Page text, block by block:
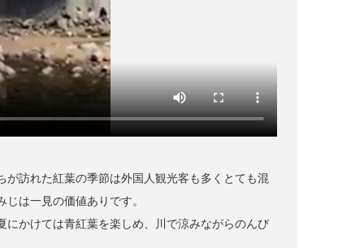
訪れた紅葉の季節は外国人観光客も多くとても混
は一見の価値ありです。
かけては青紅葉を楽しめ、川で涼みながらのんび